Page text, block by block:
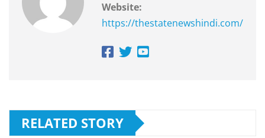
Website:
https://thestatenewshindi.com/
RELATED STORY